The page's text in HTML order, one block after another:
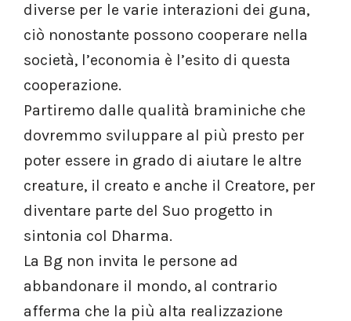
diverse per le varie interazioni dei guna,
ciò nonostante possono cooperare nella
società, l’economia è l’esito di questa
cooperazione.
Partiremo dalle qualità braminiche che
dovremmo sviluppare al più presto per
poter essere in grado di aiutare le altre
creature, il creato e anche il Creatore, per
diventare parte del Suo progetto in
sintonia col Dharma.
La Bg non invita le persone ad
abbandonare il mondo, al contrario
afferma che la più alta realizzazione